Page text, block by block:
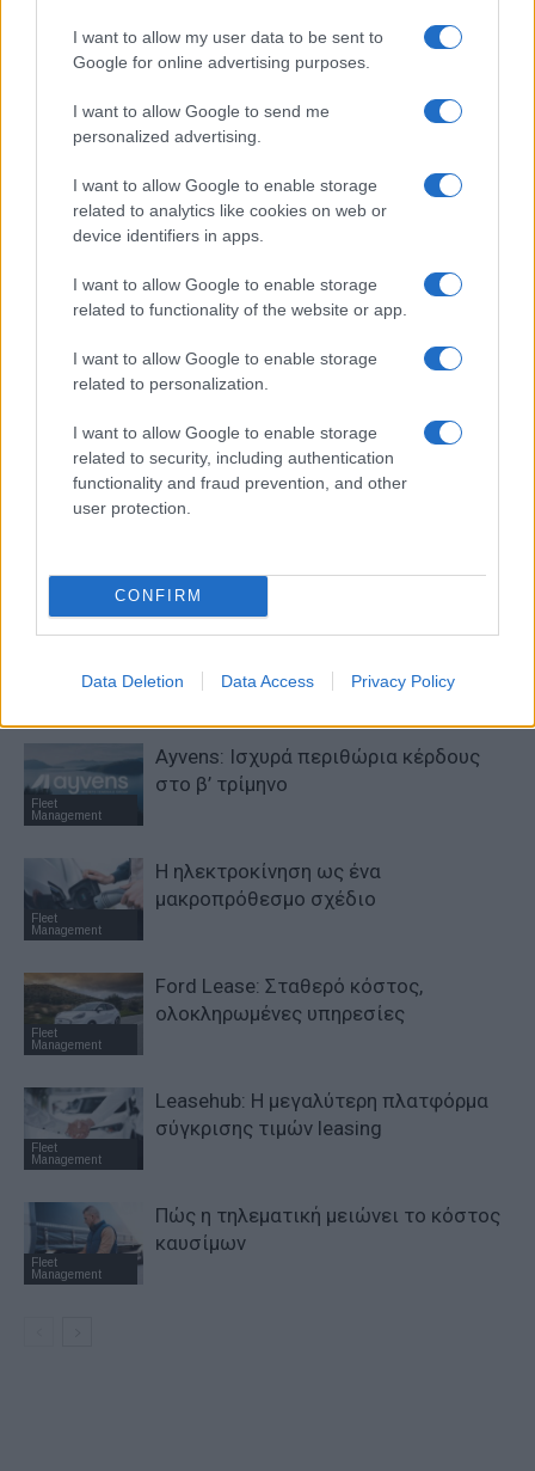
I want to allow my user data to be sent to
Google for online advertising purposes.
I want to allow Google to send me
personalized advertising.
I want to allow Google to enable storage
related to analytics like cookies on web or
device identifiers in apps.
I want to allow Google to enable storage
related to functionality of the website or app.
I want to allow Google to enable storage
related to personalization.
I want to allow Google to enable storage
related to security, including authentication
functionality and fraud prevention, and other
user protection.
CONFIRM
Data Deletion Data Access Privacy Policy
ΕΤΙΚΕΤΕΣ Audi
BMW: Αναβαθμίσεις μοντέλων
για το καλοκαίρι του 2025
Sixt – Hertz: Δύσκολο το
ΠΑΡΟΜΟΙΑ ΑΡΘΡΑ
ΠΕΡΙΣΣΟΤΕΡΑ ΑΠΟ ΤΟΝ ΔΗΜΙΟΥΡΓΟ
Η συμφωνία Arval-Athlon
αναδιαμορφώνει την αγορά leasing
Fleet
Management
Ayvens: Iσχυρά περιθώρια κέρδους
στο β’ τρίμηνο
Fleet
Management
Η ηλεκτροκίνηση ως ένα
μακροπρόθεσμο σχέδιο
Fleet
Management
Ford Lease: Σταθερό κόστος,
ολοκληρωμένες υπηρεσίες
Fleet
Management
Leasehub: Η μεγαλύτερη πλατφόρμα
σύγκρισης τιμών leasing
Fleet
Management
Πώς η τηλεματική μειώνει το κόστος
καυσίμων